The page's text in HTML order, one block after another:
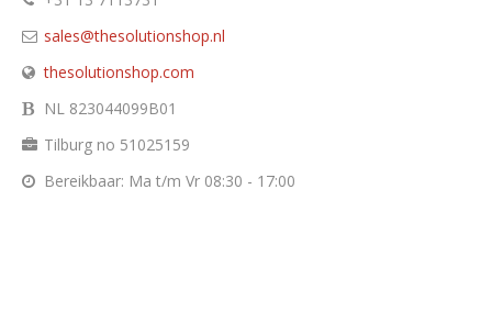
sales@thesolutionshop.nl
thesolutionshop.com
NL 823044099B01
Tilburg no 51025159
Bereikbaar: Ma t/m Vr 08:30 - 17:00